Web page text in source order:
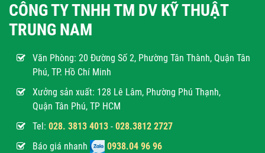
CÔNG TY TNHH TM DV KỸ THUẬT
TRUNG NAM
Văn Phòng: 20 Đường Số 2, Phường Tân Thành, Quận Tân
Phú, TP. Hồ Chí Minh
Xưởng sản xuất: 128 Lê Lâm, Phường Phú Thạnh,
Quận Tân Phú, TP HCM
Tel: 028. 3813 4013 - 028.3812 2727
Báo giá nhanh
0938.04 96 96